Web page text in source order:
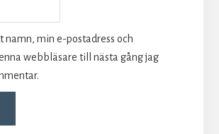
namn, min e-postadress och
webbläsare till nästa gång jag